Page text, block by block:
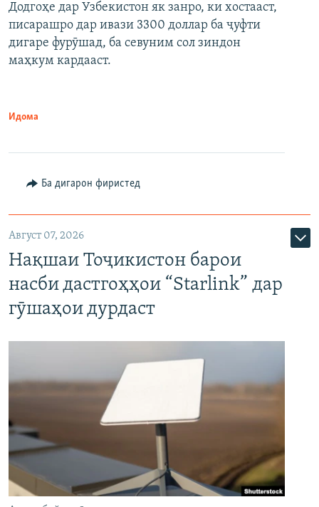
Додгоҳе дар Узбекистон як занро, ки хостааст,
писарашро дар ивази 3300 доллар ба ҷуфти
дигаре фурӯшад, ба севуним сол зиндон
маҳкум кардааст.
Идома
Ба дигарон фиристед
Август 07, 2026
Нақшаи Тоҷикистон барои
насби дастгоҳҳои “Starlink” дар
гӯшаҳои дурдаст